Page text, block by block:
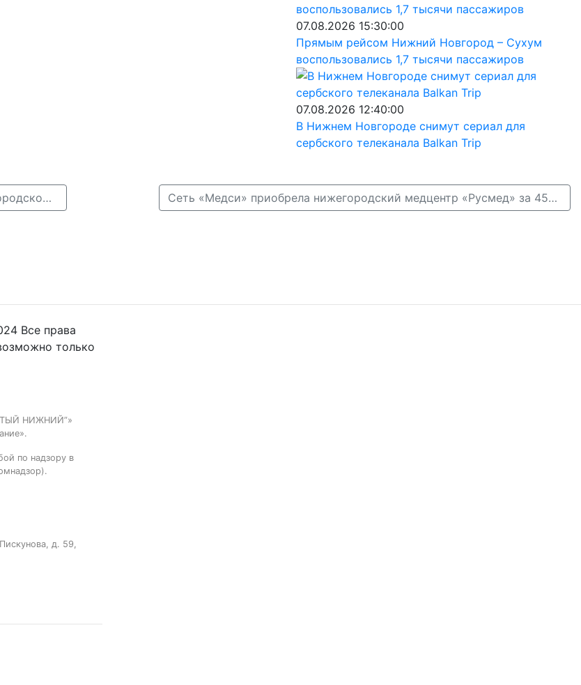
07.08.2026 15:30:00
Прямым рейсом Нижний Новгород – Сухум
воспользовались 1,7 тысячи пассажиров
07.08.2026 12:40:00
В Нижнем Новгороде снимут сериал для
сербского телеканала Balkan Trip
← 3,5 тысячи беженцев из ЛДНР и Украины живут в Нижегородской области Сеть «Медси» приобрела нижегородский медцентр «Русмед» за 450 млн рублей →
Все права
только
НИЖНИЙ”»
по надзору в
д. 59,